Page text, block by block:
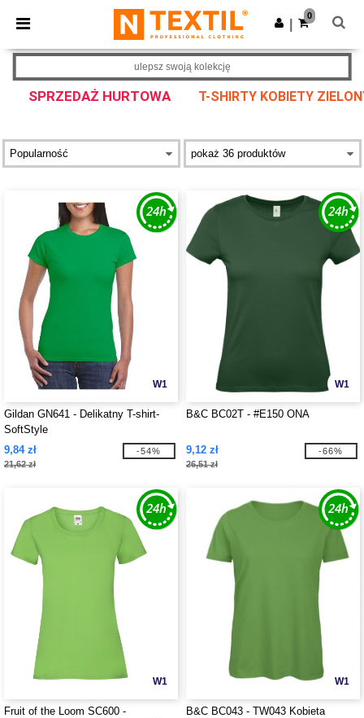
× Aplikacja Ntextil
Lepsze ceny w aplikacji!
Pobierz app
0
SPRZEDAŻ HURTOWA T-SHIRTY KOBIETY
ulepsz swoją kolekcję
W1
Gildan GN641 - Delikatny T-shirt-
SoftStyle
9,84 zł
21,62 zł
-54%
W1
B&C BC02T - #E150 ONA
9,12 zł
26,51 zł
-66%
W1
Fruit of the Loom SC600 -
W1
B&C BC043 - TW043 Kobieta